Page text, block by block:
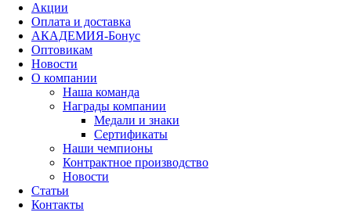
Акции
Оплата и доставка
АКАДЕМИЯ-Бонус
Оптовикам
Новости
О компании
Наша команда
Награды компании
Медали и знаки
Сертификаты
Наши чемпионы
Контрактное производство
Новости
Статьи
Контакты